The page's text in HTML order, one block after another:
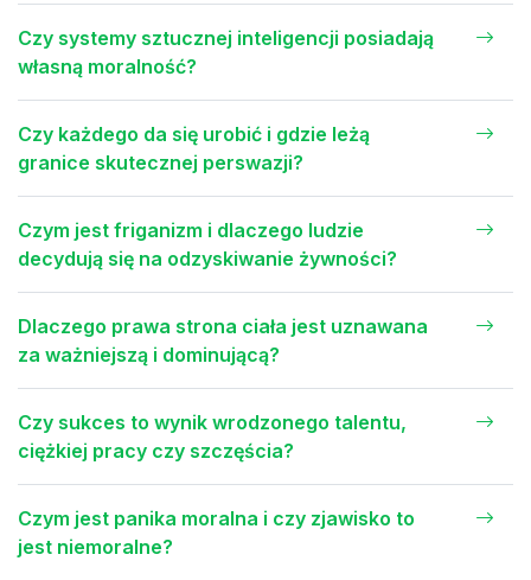
Czy systemy sztucznej inteligencji posiadają
własną moralność?
Czy każdego da się urobić i gdzie leżą
granice skutecznej perswazji?
Czym jest friganizm i dlaczego ludzie
decydują się na odzyskiwanie żywności?
Dlaczego prawa strona ciała jest uznawana
za ważniejszą i dominującą?
Czy sukces to wynik wrodzonego talentu,
ciężkiej pracy czy szczęścia?
Czym jest panika moralna i czy zjawisko to
jest niemoralne?